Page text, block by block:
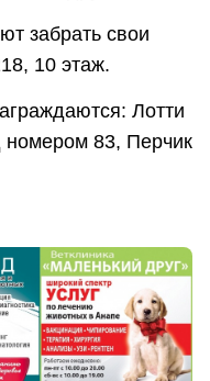
забрать свои
10 этаж.
Лотти
83, Перчик